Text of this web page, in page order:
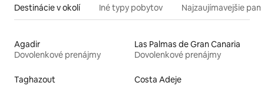
Destinácie v okolí Iné typy pobytov Najzaujímavejšie
Agadir
Dovolenkové prenájmy
Las Palmas de Gran Canaria
Dovolenkové prenájmy
Taghazout
Costa Adeje